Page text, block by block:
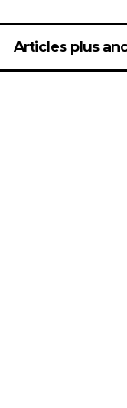
Articles plus